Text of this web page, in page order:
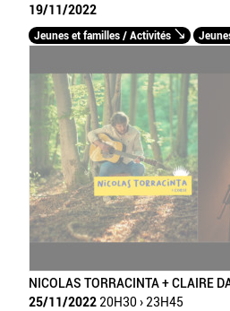
19/11/2022
Jeunes et familles / Activités
NICOLAS TORRACINTA + CLAIRE
25/11/2022 20H30 › 23H45